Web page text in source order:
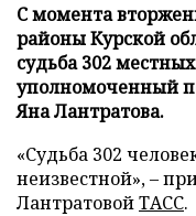
С момента
районы Курской
судьба 302
уполномоченный
Яна Лантратова.
«Судьба 302
неизвестной», –
ЛантратовойТАСС.